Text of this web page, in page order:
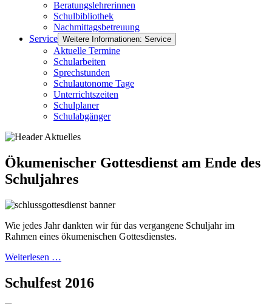
Beratungslehrerinnen
Schulbibliothek
Nachmittagsbetreuung
Service Weitere Informationen: Service
Aktuelle Termine
Schularbeiten
Sprechstunden
Schulautonome Tage
Unterrichtszeiten
Schulplaner
Schulabgänger
Ökumenischer Gottesdienst am Ende des
Schuljahres
Wie jedes Jahr dankten wir für das vergangene Schuljahr im
Rahmen eines ökumenischen Gottesdienstes.
Weiterlesen …
Schulfest 2016